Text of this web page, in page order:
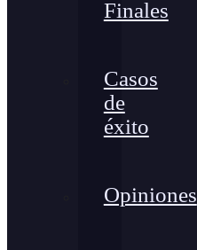
Finales
Casos
de
éxito
Opiniones